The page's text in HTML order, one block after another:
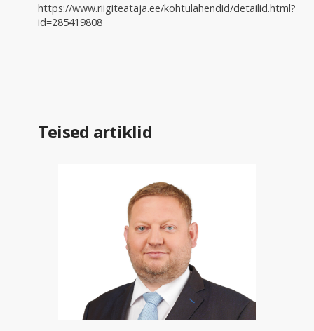
https://www.riigiteataja.ee/kohtulahendid/detailid.html?
id=285419808
Teised artiklid